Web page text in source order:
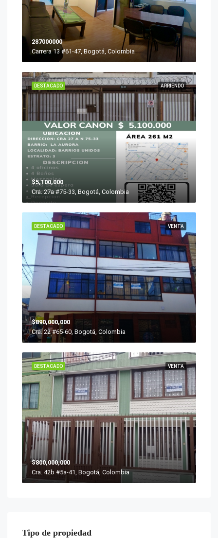
287000000
Carrera 13 #61-47, Bogotá, Colombia
ARRIENDO
DESTACADO
$5,100,000
Cra. 27a #75-33, Bogotá, Colombia
VENTA
DESTACADO
$890,000,000
Cra. 22 #65-60, Bogotá, Colombia
VENTA
DESTACADO
$800,000,000
Cra. 42b #5a-41, Bogotá, Colombia
Tipo de propiedad